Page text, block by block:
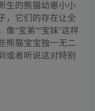
生的熊猫幼崽小小
，它们的存在让全
“宝弟”“宝妹”这样
熊猫宝宝独一无二
或者听说这对特别